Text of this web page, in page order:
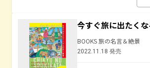
今すぐ旅に出たく
BOOKS 旅の名言＆絶景
2022.11.18 発売